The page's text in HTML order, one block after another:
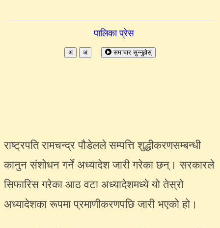
पालिका प्रेस
अ अ समाचार सुन्नुहोस्
राष्ट्रपति रामचन्द्र पौडेलले सम्पत्ति शुद्धीकरणसम्बन्धी
कानुन संशोधन गर्ने अध्यादेश जारी गरेका छन्। सरकारले
सिफारिस गरेका आठ वटा अध्यादेशमध्ये यो तेस्रो
अध्यादेशका रूपमा प्रमाणीकरणपछि जारी भएको हो।